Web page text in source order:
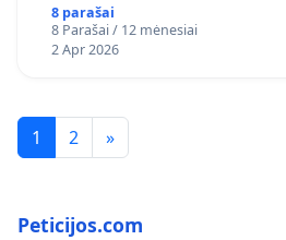
8 parašai
8 Parašai / 12 mėnesiai
2 Apr 2026
1 2 »
Peticijos.com